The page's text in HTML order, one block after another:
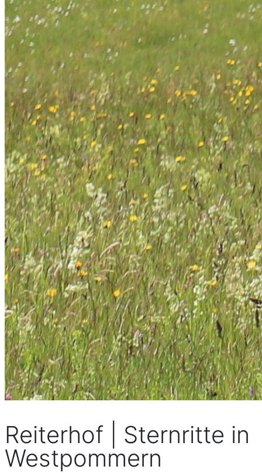
Reiterhof | Sternritte in
Westpommern